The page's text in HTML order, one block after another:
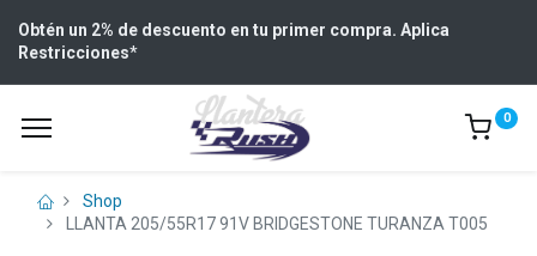
Obtén un 2% de descuento en tu primer compra. Aplica
Restricciones*
0
Shop
LLANTA 205/55R17 91V BRIDGESTONE TURANZA T005